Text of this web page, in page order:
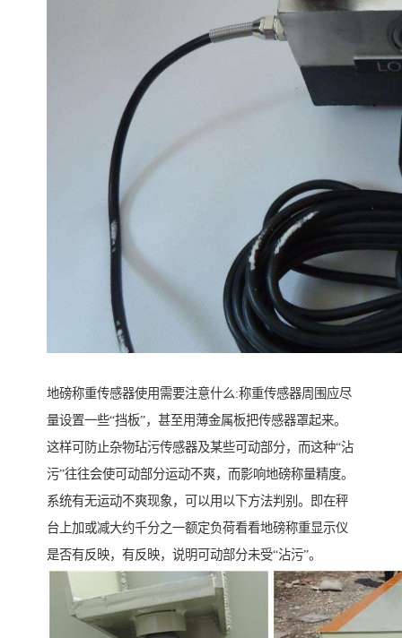
地磅称重传感器使用需要注意什么:称重传感器周围应尽
量设置一些“挡板”，甚至用薄金属板把传感器罩起来。
这样可防止杂物玷污传感器及某些可动部分，而这种“沾
污”往往会使可动部分运动不爽，而影响地磅称量精度。
系统有无运动不爽现象，可以用以下方法判别。即在秤
台上加或减大约千分之一额定负荷看看地磅称重显示仪
是否有反映，有反映，说明可动部分未受“沾污”。